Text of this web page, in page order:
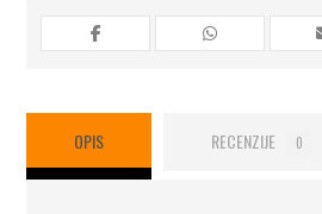
OPIS RECENZIJE 0